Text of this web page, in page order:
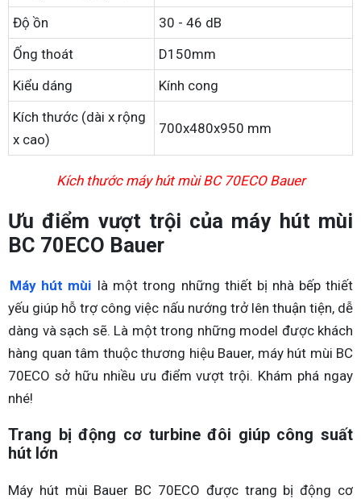
Độ ồn
30 - 46 dB
Ống thoát
D150mm
Kiểu dáng
Kính cong
Kích thước (dài x rộng
x cao)
700x480x950 mm
Kích thước máy hút mùi BC 70ECO Bauer
Ưu điểm vượt trội của máy hút mùi
BC 70ECO Bauer
Máy hút mùi là một trong những thiết bị nhà bếp thiết
yếu giúp hỗ trợ công việc nấu nướng trở lên thuận tiện, dễ
dàng và sạch sẽ. Là một trong những model được khách
hàng quan tâm thuộc thương hiệu Bauer, máy hút mùi BC
70ECO sở hữu nhiều ưu điểm vượt trội. Khám phá ngay
nhé!
Trang bị động cơ turbine đôi giúp công suất
hút lớn
Máy hút mùi Bauer BC 70ECO được trang bị động cơ